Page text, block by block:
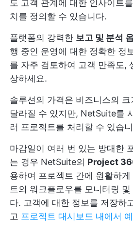
도 고객 관계에 대한 인사이트
치를 정의할 수 있습니다.
플랫폼의 강력한 보고 및 분석
행 중인 운영에 대한 정확한 정
를 자주 검토하여 고객 만족도,
상하세요.
솔루션의 가격은 비즈니스의
달라질 수 있지만, NetSuite를
러 프로젝트를 처리할 수 있습
마감일이 여러 번 있는 방대한
는 경우 NetSuite의 Project
용하여 프로젝트 간에 원활하
트의 워크플로우를 모니터링
다. 고객에 대한 정보를 저장하
고 프로젝트 대시보드 내에서